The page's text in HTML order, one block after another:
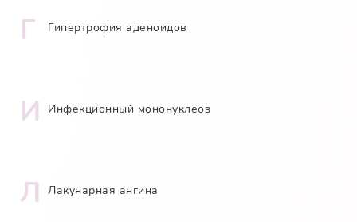
Г Гипертрофия аденоидов
И Инфекционный мононуклеоз
Л Лакунарная ангина